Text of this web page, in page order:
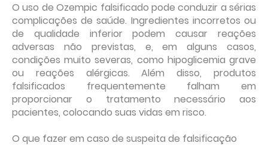
O uso de Ozempic falsificado pode conduzir a sérias
complicações de saúde. Ingredientes incorretos ou
de qualidade inferior podem causar reações
adversas não previstas, e, em alguns casos,
condições muito severas, como hipoglicemia grave
ou reações alérgicas. Além disso, produtos
falsificados frequentemente falham em
proporcionar o tratamento necessário aos
pacientes, colocando suas vidas em risco.
O que fazer em caso de suspeita de falsificação